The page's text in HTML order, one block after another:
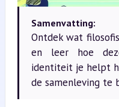
Samenvatting:
Ontdek wat
en leer hoe
identiteit je helpt
de samenleving te